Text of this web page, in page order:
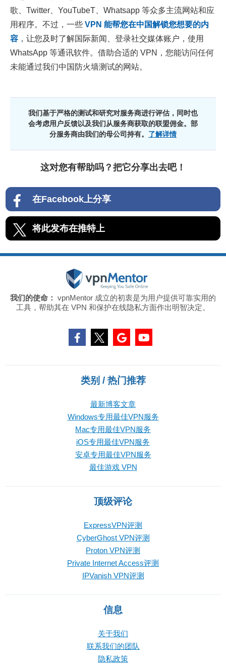
歌、Twitter、YouTubeT、Whatsapp 等众多主流网站和应
用程序。不过，一些 VPN 能帮您在中国解锁您想要的内
容 ，让您及时了解国际新闻、登录社交媒体账户，使用
WhatsApp 等通讯软件。借助合适的 VPN，您能访问任何
未能通过我们中国防火墙测试的网站。
我们基于严格的测试和研究对服务商进行评估，同时也
会考虑用户反馈以及我们从服务商获取的联盟佣金。部
分服务商由我们的母公司持有。 了解详情
这对您有帮助吗？把它分享出去吧！
在Facebook上分享
将此发布在推特上
我们的使命： vpnMentor 成立的初衷是为用户提供可靠实用的
工具，帮助其在 VPN 和保护在线隐私方面作出明智决定。
类别 / 热门推荐
最新博客文章
Windows专用最佳VPN服务
Mac专用最佳VPN服务
iOS专用最佳VPN服务
安卓专用最佳VPN服务
最佳游戏 VPN
顶级评论
ExpressVPN评测
CyberGhost VPN评测
Proton VPN评测
Private Internet Access评测
IPVanish VPN评测
信息
关于我们
联系我们的团队
隐私政策